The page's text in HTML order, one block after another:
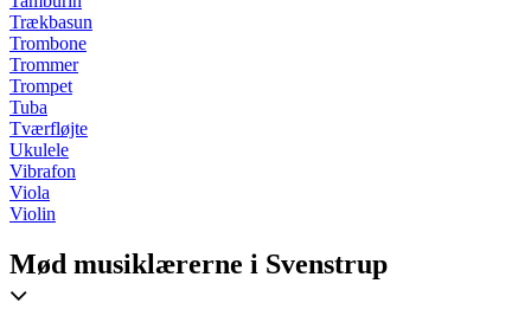
Trækbasun
Trombone
Trommer
Trompet
Tuba
Tværfløjte
Ukulele
Vibrafon
Viola
Violin
Mød musiklærerne i Svenstrup